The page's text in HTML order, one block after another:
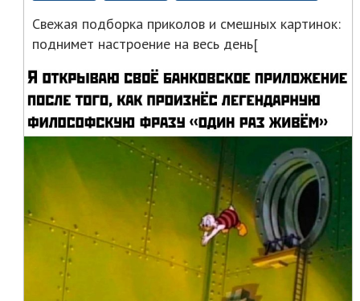
Свежая подборка приколов и смешных картинок:
поднимет настроение на весь день[